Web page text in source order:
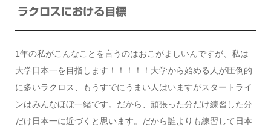
ラクロスにおける目標
1年の私がこんなことを言うのはおこがましいんですが、私は
大学日本一を目指します！！！！！大学から始める人が圧倒的
に多いラクロス、もうすでにうまい人はいますがスタートライ
ンはみんなほぼ一緒です。だから、頑張った分だけ練習した分
だけ日本一に近づくと思います。だから誰よりも練習して日本